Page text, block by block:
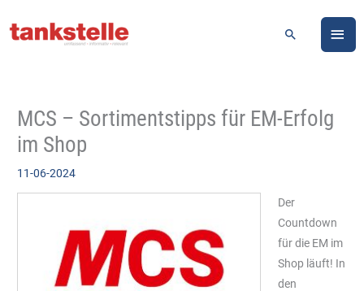
Inhalt
Suchen
MCS – Sortimentstipps für EM-Erfolg
im Shop
11-06-2024
Der
Countdown
für die EM im
Shop läuft! In
den